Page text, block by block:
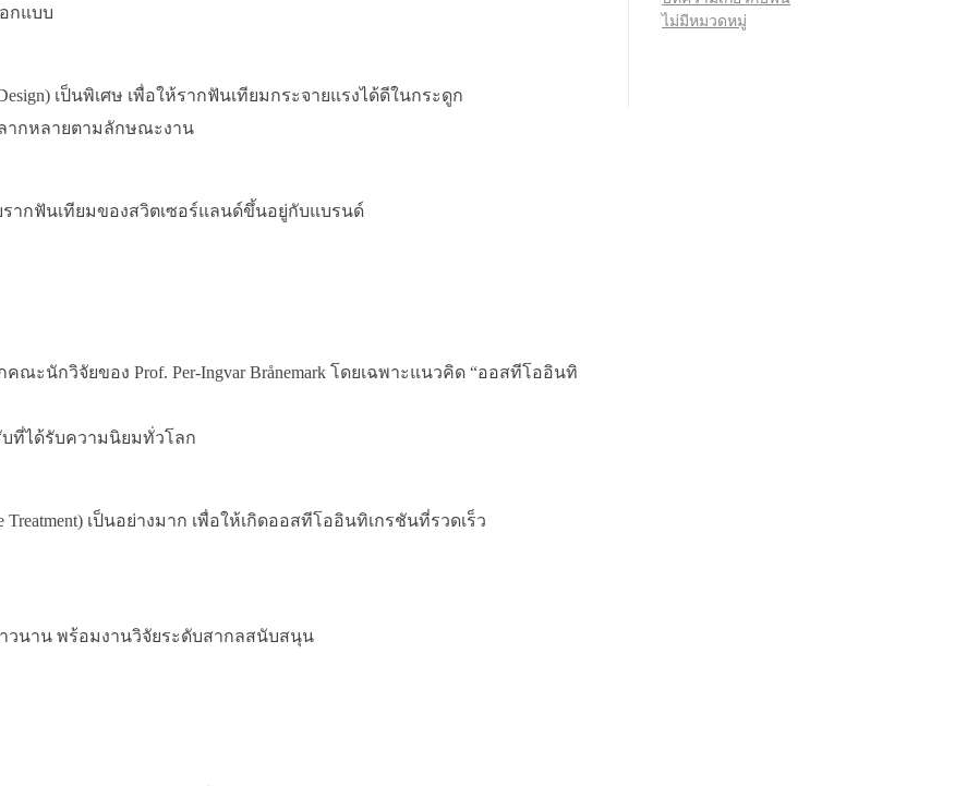
กแบบ
เป็นพิเศษ เพื่อให้รากฟันเทียมกระจายแรงได้ดีในกระดูก
ากหลายตามลักษณะงาน
รากฟันเทียมของสวิตเซอร์แลนด์ขึ้นอยู่กับแบรนด์
ะนักวิจัยของ Prof. Per-Ingvar Brånemark โดยเฉพาะแนวคิด “ออสทีโออินทิ
ที่ได้รับความนิยมทั่วโลก
เป็นอย่างมาก เพื่อให้เกิดออสทีโออินทิเกรชันที่รวดเร็ว
วนาน พร้อมงานวิจัยระดับสากลสนับสนุน
ไม่มีหมวดหมู่